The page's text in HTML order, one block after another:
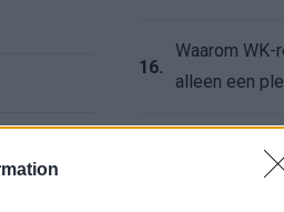
16.
Waarom
alleen een
Voor de
WK meer